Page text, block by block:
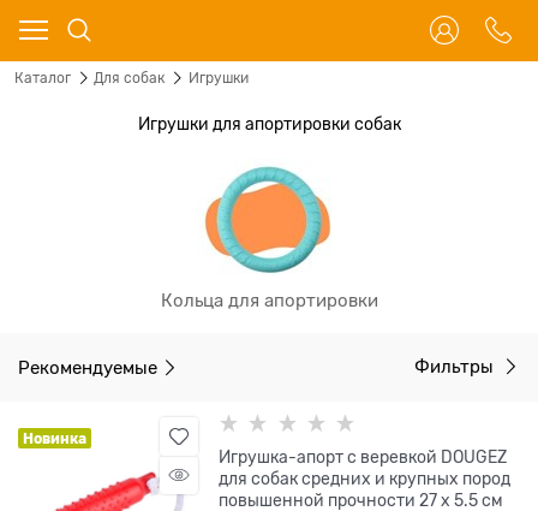
Каталог Для собак Игрушки
Игрушки для апортировки собак
Кольца для апортировки
Рекомендуемые Фильтры
Новинка
Игрушка-апорт с веревкой DOUGEZ
для собак средних и крупных пород
повышенной прочности 27 х 5.5 см